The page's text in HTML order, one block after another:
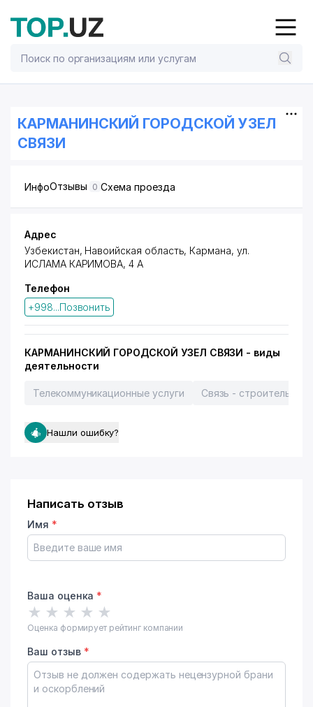
КАРМАНИНСКИЙ ГОРОДСКОЙ УЗЕЛ
СВЯЗИ
ИнфоОтзывы 0 Схема проезда
Адрес
Узбекистан, Навоийская область, Кармана, ул.
ИСЛАМА КАРИМОВА, 4 А
Телефон
+998...Позвонить
КАРМАНИНСКИЙ ГОРОДСКОЙ УЗЕЛ СВЯЗИ - виды
деятельности
Телекоммуникационные услуги Связь -
Нашли ошибку?
Написать отзыв
Имя *
Ваша оценка *
★ ★ ★ ★ ★
Оценка формирует рейтинг компании
Ваш отзыв *